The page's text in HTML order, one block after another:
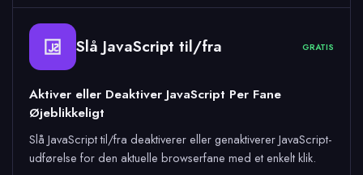
Slå JavaScript til/fra GRATIS
Aktiver eller Deaktiver JavaScript Per Fane
Øjeblikkeligt
Slå JavaScript til/fra deaktiverer eller genaktiverer JavaScript-
udførelse for den aktuelle browserfane med et enkelt klik.